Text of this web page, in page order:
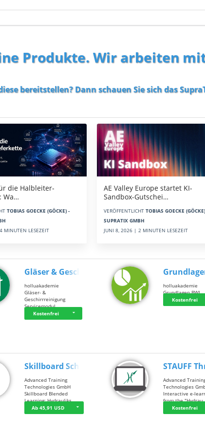
Produkte. Wir arbeiten
bereitstellen? Dann schauen Sie sich das
die Halbleiter-
Wa…
TOBIAS GOECKE (GÖCKE) -
MINUTEN LESEZEIT
AE Valley Europe startet KI-
Sandbox-Gutschei…
VERÖFFENTLICHT TOBIAS GOECKE
SUPRATIX GMBH
JUNI 8, 2026 | 2 MINUTEN LESEZEIT
Gläser & Geschi…
holluakademie
Gläser- &
Geschirrreinigung
Servicemodul
Kostenfrei
holluakademie
Grundlagen BWL
Kostenfrei
Skillboard Schl…
Advanced Training
Technologies GmbH
Skillboard Blended
Learning: Hydrauliks…
Ab 45,91 USD
STAUFF
Advanced
Technologies
Interactive e-
from the
Kostenfrei